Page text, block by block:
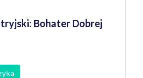
Bohater Dobrej